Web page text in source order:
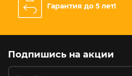
Гарантия до 5 лет!
Подпишись на акции